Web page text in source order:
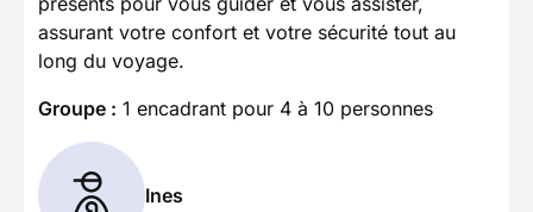
assurant votre confort et votre sécurité tout au
long du voyage.
Groupe : 1 encadrant pour 4 à 10 personnes
Ines